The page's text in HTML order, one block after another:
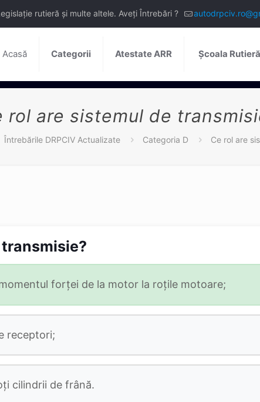
rutieră și multe altele. Aveți Întrebări ?
Acasă Categorii Atestate ARR Școala
rol are sistemul de
Întrebările DRPCIV Actualizate Categoria D Ce rol are
forţei de la motor la roţile motoare;
receptori;
cilindrii de frână.